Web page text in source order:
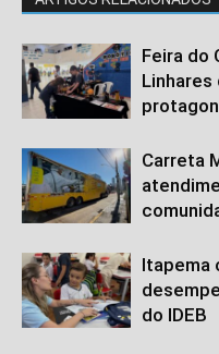
Feira do
Carreta
Itapema
do IDEB